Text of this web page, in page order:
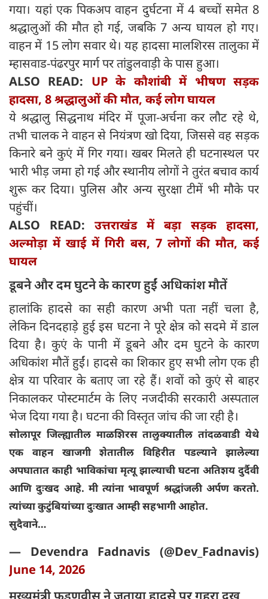
गया। यहां एक पिकअप वाहन दुर्घटना में 4 बच्चों समेत 8
श्रद्धालुओं की मौत हो गई, जबकि 7 अन्य घायल हो गए।
वाहन में 15 लोग सवार थे। यह हादसा मालशिरस तालुका में
म्हासवाड-पंढरपुर मार्ग पर तांडुलवाड़ी के पास हुआ।
ALSO READ: UP के कौशांबी में भीषण सड़क
हादसा, 8 श्रद्धालुओं की मौत, कई लोग घायल
ये श्रद्धालु सिद्धनाथ मंदिर में पूजा-अर्चना कर लौट रहे थे,
तभी चालक ने वाहन से नियंत्रण खो दिया, जिससे वह सड़क
किनारे बने कुएं में गिर गया। खबर मिलते ही घटनास्थल पर
भारी भीड़ जमा हो गई और स्थानीय लोगों ने तुरंत बचाव कार्य
शुरू कर दिया। पुलिस और अन्य सुरक्षा टीमें भी मौके पर
पहुंचीं।
ALSO READ: उत्तराखंड में बड़ा सड़क हादसा,
अल्मोड़ा में खाई में गिरी बस, 7 लोगों की मौत, कई
घायल
डूबने और दम घुटने के कारण हुईं अधिकांश मौतें
हालांकि हादसे का सही कारण अभी पता नहीं चला है,
लेकिन दिनदहाड़े हुई इस घटना ने पूरे क्षेत्र को सदमे में डाल
दिया है। कुएं के पानी में डूबने और दम घुटने के कारण
अधिकांश मौतें हुईं। हादसे का शिकार हुए सभी लोग एक ही
क्षेत्र या परिवार के बताए जा रहे हैं। शवों को कुएं से बाहर
निकालकर पोस्टमार्टम के लिए नजदीकी सरकारी अस्पताल
भेज दिया गया है। घटना की विस्तृत जांच की जा रही है।
सोलापूर जिल्ह्यातील माळशिरस तालुक्यातील तांदळवाडी येथे
एक वाहन खाजगी शेतातील विहिरीत पडल्याने झालेल्या
अपघातात काही भाविकांचा मृत्यू झाल्याची घटना अतिशय दुर्दैवी
आणि दुःखद आहे. मी त्यांना भावपूर्ण श्रद्धांजली अर्पण करतो.
त्यांच्या कुटुंबियांच्या दुःखात आम्ही सहभागी आहोत.
सुदैवाने…
— Devendra Fadnavis (@Dev_Fadnavis)
June 14, 2026
मुख्यमंत्री फडणवीस ने जताया हादसे पर गहरा दुख